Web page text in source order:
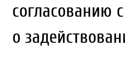
согласованию
о